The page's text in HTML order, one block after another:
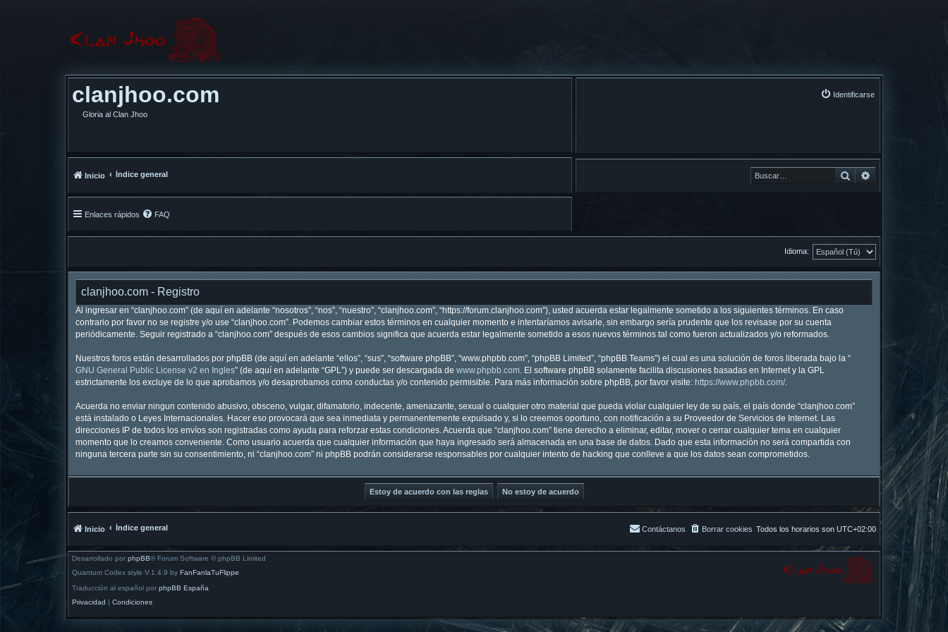
clanjhoo.com
Gloria al Clan Jhoo
Identificarse
Buscar
Inicio Índice general
Enlaces rápidos FAQ
Idioma:
clanjhoo.com - Registro
Al ingresar en “clanjhoo.com” (de aquí en adelante “nosotros”, “nos”, “nuestro”, “clanjhoo.com”, “https://forum.clanjhoo.com”), usted acuerda estar legalmente sometido a los siguientes términos. En caso
contrario por favor no se registre y/o use “clanjhoo.com”. Podemos cambiar estos términos en cualquier momento e intentaríamos avisarle, sin embargo sería prudente que los revisase por su cuenta
periódicamente. Seguir registrado a “clanjhoo.com” después de esos cambios significa que acuerda estar legalmente sometido a esos nuevos términos tal como fueron actualizados y/o reformados.
Nuestros foros están desarrollados por phpBB (de aquí en adelante “ellos”, “sus”, “software phpBB”, “www.phpbb.com”, “phpBB Limited”, “phpBB Teams”) el cual es una solución de foros liberada bajo la “
GNU General Public License v2 en Ingles” (de aquí en adelante “GPL”) y puede ser descargada de www.phpbb.com. El software phpBB solamente facilita discusiones basadas en Internet y la GPL
estrictamente los excluye de lo que aprobamos y/o desaprobamos como conductas y/o contenido permisible. Para más información sobre phpBB, por favor visite: https://www.phpbb.com/.
Acuerda no enviar ningun contenido abusivo, obsceno, vulgar, difamatorio, indecente, amenazante, sexual o cualquier otro material que pueda violar cualquier ley de su país, el país donde “clanjhoo.com”
está instalado o Leyes Internacionales. Hacer eso provocará que sea inmediata y permanentemente expulsado y, si lo creemos oportuno, con notificación a su Proveedor de Servicios de Internet. Las
direcciones IP de todos los envíos son registradas como ayuda para reforzar estas condiciones. Acuerda que “clanjhoo.com” tiene derecho a eliminar, editar, mover o cerrar cualquier tema en cualquier
momento que lo creamos conveniente. Como usuario acuerda que cualquier información que haya ingresado será almacenada en una base de datos. Dado que esta información no será compartida con
ninguna tercera parte sin su consentimiento, ni “clanjhoo.com” ni phpBB podrán considerarse responsables por cualquier intento de hacking que conlleve a que los datos sean comprometidos.
Inicio Índice general Todos los horarios son UTC+02:00
Borrar cookies
Contáctanos
Desarrollado por phpBB® Forum Software © phpBB Limited
Quantum Codex style V.1.4.9 by FanFanlaTuFlippe
Traducción al español por phpBB España
Privacidad | Condiciones